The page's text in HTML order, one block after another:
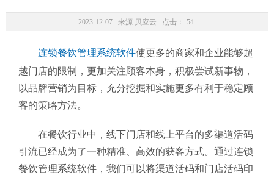
2023-12-07 来源: 贝应云 点击： 54
连锁餐饮管理系统软件使更多的商家和企业能够超
越门店的限制，更加关注顾客本身，积极尝试新事物，
以品牌营销为目标，充分挖掘和实施更多有利于稳定顾
客的策略方法。
在餐饮行业中，线下门店和线上平台的多渠道活码
引流已经成为了一种精准、高效的获客方式。通过连锁
餐饮管理系统软件，我们可以将渠道活码和门店活码印